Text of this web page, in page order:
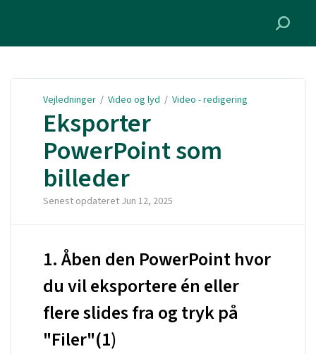
Vejledninger / Video og lyd / Video - redigering
Eksporter
PowerPoint som
billeder
Senest opdateret Jun 12, 2025
1. Åben den PowerPoint hvor
du vil eksportere én eller
flere slides fra og tryk på
"Filer"(1)